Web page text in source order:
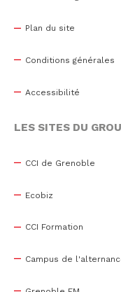
Plan du site
Conditions générales
Accessibilité
LES SITES DU
CCI de Grenoble
Ecobiz
CCI Formation
Campus de